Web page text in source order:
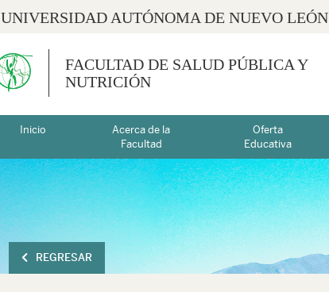
UNIVERSIDAD AUTÓNOMA DE NUEVO LEÓN
FACULTAD DE SALUD PÚBLICA Y
NUTRICIÓN
Inicio
Acerca de la
Facultad
Oferta
Educativa
REGRESAR